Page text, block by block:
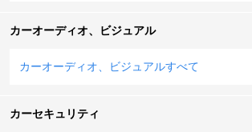
カーオーディオ、ビジュアル
カーオーディオ、ビジュアルすべて
カーセキュリティ